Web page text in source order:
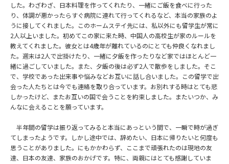
した。わざわざ、日本料理を作ってくれたり、一緒にご飯を食べに行った
り、体調が悪かったらすぐ病院に連れて行ってくれるなど、本当の家族のよ
うに接してくれました。このホームステイ先には、私以外にも留学生が常に
2人以上いました。初めてこの家に来た時、中国人の高校生が家のルールを
教えてくれました。彼女とは4歳年が離れているのにとても仲良くなれまし
た。週末は2人で出掛けたり、一緒に夕飯を作ったりなど家ではほとんど一
緒に過ごしていました。また、夕飯の後は必ず2人で散歩をしました。そこ
で、学校であった出来事や悩みなどお互いに話し合いました。この留学で出
会った人たちとは今でも連絡を取り合っています。お別れする時はとても悲
しかったけど、またお互いの国で会うことを約束しました。またいつか、み
んなに会えることを願っています。
半年間の留学は振り返ってみると本当にあっという間で、一瞬で時が過ぎ
てしまったようです。しかし途中では、辞めたい、日本に帰りたいと何度も
思うことがありました。にもかかわらず、ここまで頑張れたのは現地の友
達、日本の友達、家族のおかげです。特に、両親にはとても感謝していま